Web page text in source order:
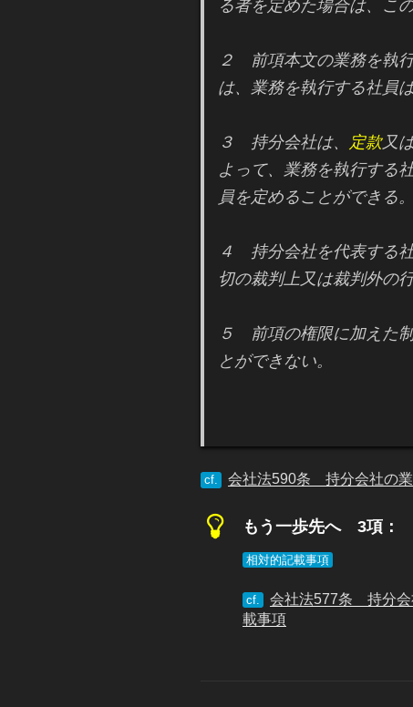
る者を定めた場合は、こ
２ 前項本文の業務を執
は、業務を執行する社員
３ 持分会社は、 定款又
よって、業務を執行する
員を定めることができる。
４ 持分会社を代表する
切の裁判上又は裁判外の
５ 前項の権限に加えた
とができない。
cf. 会社法590条 持分会社の
もう一歩先へ 3項：
相対的記載事項
cf.
会社法577条 持分会
載事項